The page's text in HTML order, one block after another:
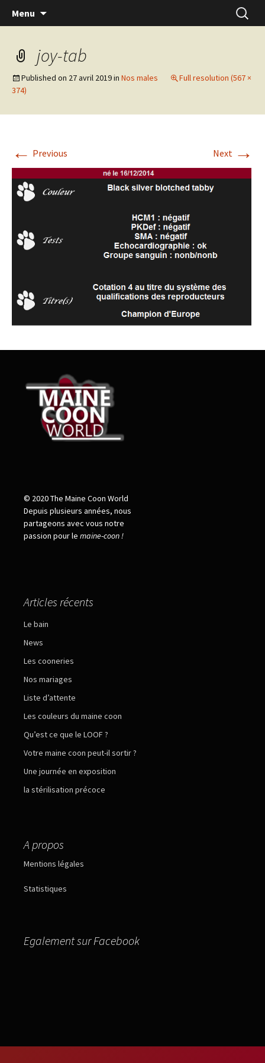
Menu
joy-tab
Published on 27 avril 2019in Nos males
Full resolution (567 ×
374)
← Previous Next →
© 2020 The Maine Coon World
Depuis plusieurs années, nous
partageons avec vous notre
passion pour le maine-coon !
Articles récents
Le bain
News
Les cooneries
Nos mariages
Liste d’attente
Les couleurs du maine coon
Qu’est ce que le LOOF ?
Votre maine coon peut-il sortir ?
Une journée en exposition
la stérilisation précoce
A propos
Mentions légales
Statistiques
Egalement sur Facebook